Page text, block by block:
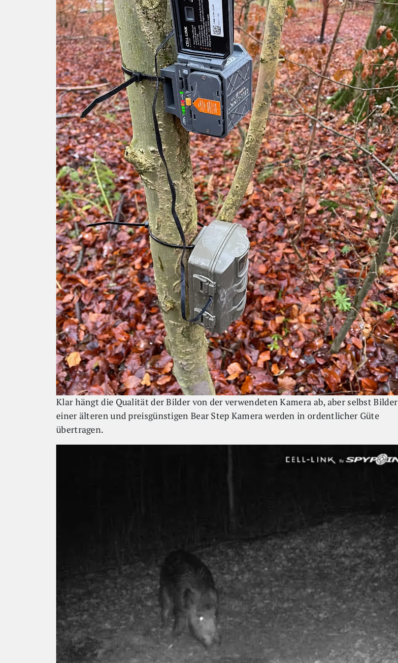
Klar hängt die Qualität der Bilder von der verwendeten Kamera ab, aber selbst Bilder
einer älteren und preisgünstigen Bear Step Kamera werden in ordentlicher Güte
übertragen.